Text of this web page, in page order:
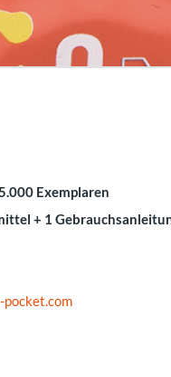
Exemplaren
+ 1
pocket.com